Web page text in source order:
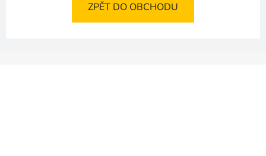
ZPĚT DO OBCHODU